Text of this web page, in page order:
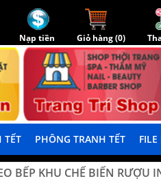
Nạp tiền Giỏ hàng (0)
TẾT PHÔNG TRANH TẾT
BẾP KHU CHẾ BIẾN RƯỢU